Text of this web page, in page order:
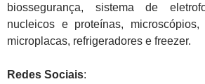
biossegurança, sistema de
nucleicos e proteínas,
microplacas, refrigeradores e freezer.
Redes Sociais: